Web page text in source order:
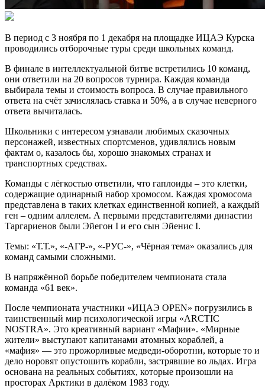
В период с 3 ноября по 1 декабря на площадке ИЦАЭ Курска
проводились отборочные туры среди школьных команд.
В финале в интеллектуальной битве встретились 10 команд,
они ответили на 20 вопросов турнира. Каждая команда
выбирала темы и стоимость вопроса. В случае правильного
ответа на счёт зачислялась ставка и 50%, а в случае неверного
ответа вычиталась.
Школьники с интересом узнавали любимых сказочных
персонажей, известных спортсменов, удивлялись новым
фактам о, казалось бы, хорошо знакомых странах и
транспортных средствах.
Команды с лёгкостью ответили, что гаплоиды – это клетки,
содержащие одинарный набор хромосом. Каждая хромосома
представлена в таких клетках единственной копией, а каждый
ген – одним аллелем. А первыми представителями династии
Таргариенов были Эйегон I и его сын Эйенис I.
Темы: «Т.Т.», «-АГР-», «-РУС-», «Чёрная тема» оказались для
команд самыми сложными.
В напряжённой борьбе победителем чемпионата стала
команда «61 век».
После чемпионата участники «ИЦАЭ OPEN» погрузились в
таинственный мир психологической игры «ARCTIC
NOSTRA». Это креативный вариант «Мафии». «Мирные
жители» выступают капитанами атомных кораблей, а
«мафия» — это прожорливые медведи-оборотни, которые то и
дело норовят опустошить корабли, застрявшие во льдах. Игра
основана на реальных событиях, которые произошли на
просторах Арктики в далёком 1983 году.